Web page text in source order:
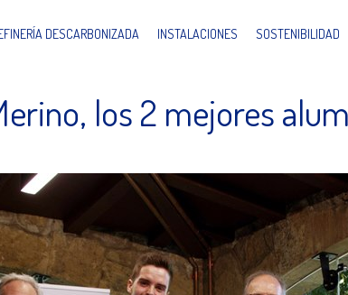
DESCARBONIZADA INSTALACIONES SOSTENIBILIDAD
los 2 mejores